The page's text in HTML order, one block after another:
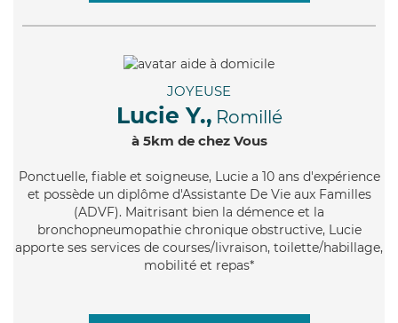
JOYEUSE
Lucie Y., Romillé
à 5km de chez Vous
Ponctuelle, fiable et soigneuse, Lucie a 10 ans d'expérience
et possède un diplôme d'Assistante De Vie aux Familles
(ADVF). Maitrisant bien la démence et la
bronchopneumopathie chronique obstructive, Lucie
apporte ses services de courses/livraison, toilette/habillage,
mobilité et repas*